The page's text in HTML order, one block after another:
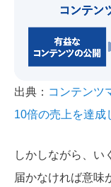
出典： コンテンツ
10倍の売上を達成
しかしながら、い
届かなければ意味